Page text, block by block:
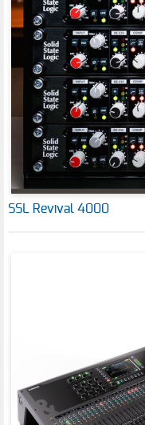
SSL Revival 4000